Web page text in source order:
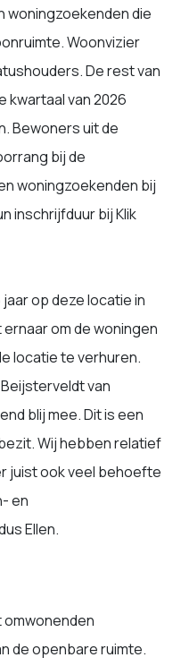
die
Woonvizier
De rest van
kwartaal van 2026
Bewoners uit de
bij de
woningzoekenden bij
inschrijfduur bij Klik
jaar op deze locatie in
om de woningen
locatie te verhuren.
van
blij mee. Dit is een
Wij hebben relatief
juist ook veel behoefte
en
Ellen.
de openbare ruimte.